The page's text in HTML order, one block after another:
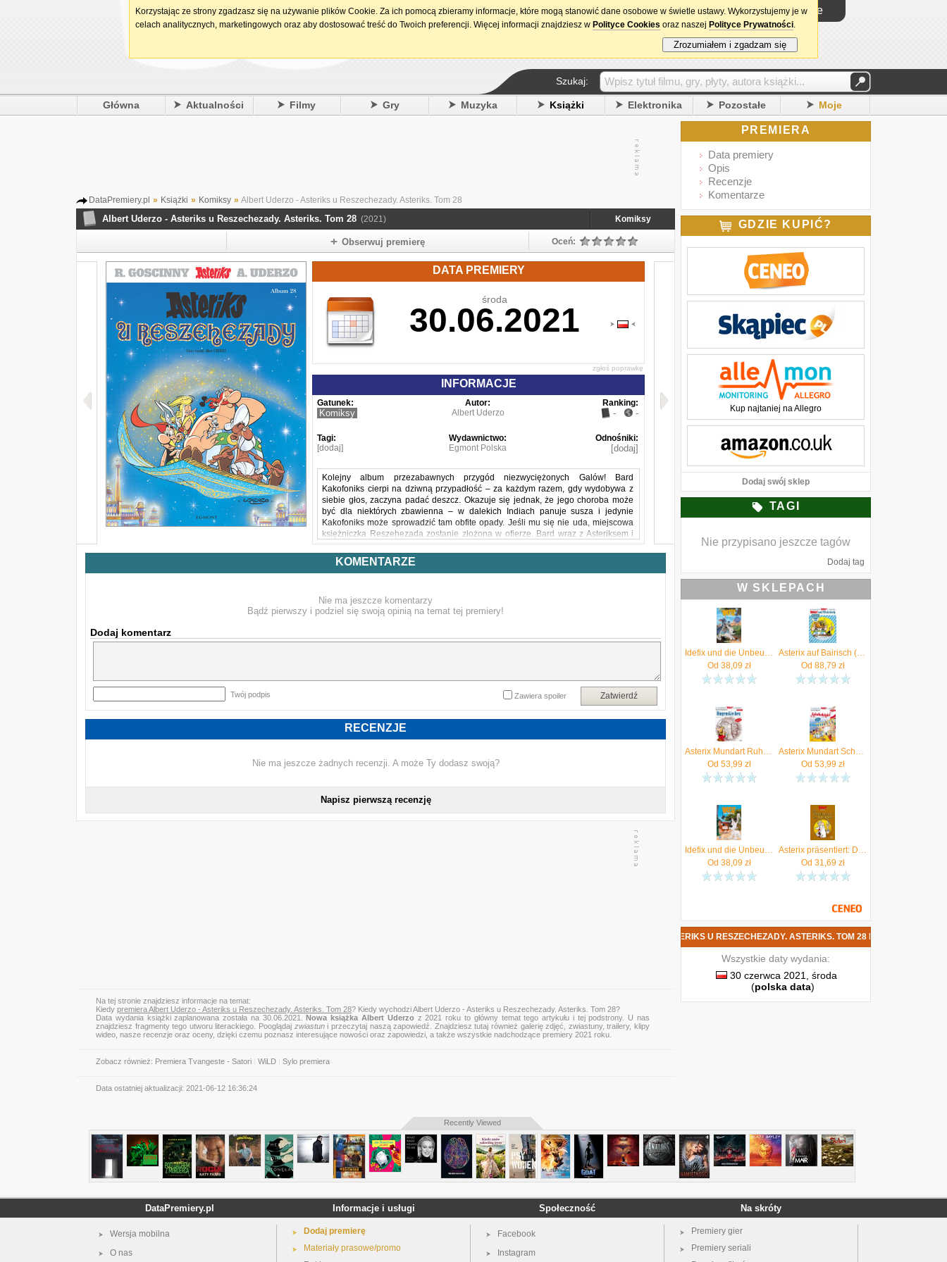
15. urodziny DataPremiery.pl Logowanie
Szukaj:
Główna Aktualności Filmy Gry Muzyka Książki Elektronika Pozostałe Moje
DataPremiery.pl » Książki » Komiksy » Albert Uderzo - Asteriks u Reszechezady. Asteriks. Tom 28
Albert Uderzo - Asteriks u Reszechezady. Asteriks. Tom 28 (2021) Komiksy
Obserwuj premierę Oceń:
DATA PREMIERY
środa
30.06.2021
zgłoś poprawkę
INFORMACJE
Gatunek:
Komiksy
Autor:
Albert Uderzo
Ranking:
- -
Tagi:
[dodaj]
Wydawnictwo:
Egmont Polska
Odnośniki:
[dodaj]
Kolejny album przezabawnych przygód niezwyciężonych Galów! Bard
Kakofoniks cierpi na dziwną przypadłość – za każdym razem, gdy wydobywa z
siebie głos, zaczyna padać deszcz. Okazuje się jednak, że jego choroba może
być dla niektórych zbawienna – w dalekich Indiach panuje susza i jedynie
Kakofoniks może sprowadzić tam obfite opady. Jeśli mu się nie uda, miejscowa
księżniczka Reszehezada zostanie złożona w ofierze. Bard wraz z Asteriksem i
Obeliksem oraz indyjskim fakirem wyruszają w długą i pełną niebezpieczeństw
podróż. Czy zdążą na czas sprowadzić deszcz?
KOMENTARZE
Nie ma jeszcze komentarzy
Bądź pierwszy i podziel się swoją opinią na temat tej premiery!
Dodaj komentarz
Twój podpis Zatwierdź
Zawiera spoiler
RECENZJE
Nie ma jeszcze żadnych recenzji. A może Ty dodasz swoją?
Napisz pierwszą recenzję
Na tej stronie znajdziesz informacje na temat:
Kiedy premiera Albert Uderzo - Asteriks u Reszechezady. Asteriks. Tom 28? Kiedy wychodzi Albert Uderzo - Asteriks u Reszechezady. Asteriks. Tom 28?
Data wydania książki zaplanowana została na 30.06.2021.Nowa książka Albert Uderzoz 2021 roku to główny temat tego artykułu i tej podstrony. U nas
znajdziesz fragmenty tego utworu literackiego. Pooglądaj zwiastuni przeczytaj naszą zapowiedź. Znajdziesz tutaj również galerię zdjęć, zwiastuny, trailery, klipy
wideo, nasze recenzje oraz oceny, dzięki czemu poznasz interesujące nowości oraz zapowiedzi, a także wszystkie nadchodzące premiery 2021 roku.
Zobacz również: Premiera Tvangeste - Satori WiLD Sylo premiera
Data ostatniej aktualizacji: 2021-06-12 16:36:24
PREMIERA
Data premiery
Opis
Recenzje
Komentarze
GDZIE KUPIĆ?
Kup najtaniej na Allegro
Dodaj swój sklep
TAGI
Nie przypisano jeszcze tagów
Dodaj tag
W SKLEPACH
Idefix und die Unbeugsamen - Lawines Bällchen - Erstlesebuch zur Serie Goscinny, Albert Uderzo René
Od 38,09 zł
Asterix auf Bairisch (Uderzo Albert)(Twarda)(niemiecki)
Od 88,79 zł
Asterix Mundart Ruhrdeutsch IV (Uderzo Albert)(Twarda)(niemiecki)
Od 53,99 zł
Asterix Mundart Schsisch III (Uderzo Albert)(Twarda)(niemiecki)
Od 53,99 zł
Idefix und die Unbeugsamen - Flatterhafte Jugend Uderzo, Albert
Od 38,09 zł
Asterix präsentiert: Die Geheimnisse der Druiden Uderzo, Albert
Od 31,69 zł
NOWA KSIĄŻKA ALBERT UDERZO - ASTERIKS U RESZECHEZADY. ASTERIKS. TOM 28 DATA PREMIERY
Wszystkie daty wydania:
30 czerwca 2021, środa
(polska data)
Recently Viewed
DataPremiery.pl
Wersja mobilna
O nas
Informacje i usługi
Dodaj premierę
Materiały prasowe/promo
Społeczność
Facebook
Instagram
Na skróty
Premiery gier
Premiery seriali
Korzystając ze strony zgadzasz się na używanie plików Cookie. Za ich pomocą zbieramy informacje, które mogą stanowić dane osobowe w świetle ustawy. Wykorzystujemy je w
celach analitycznych, marketingowych oraz aby dostosować treść do Twoich preferencji. Więcej informacji znajdziesz w Polityce Cookies oraz naszej Polityce Prywatności.
Zrozumiałem i zgadzam się